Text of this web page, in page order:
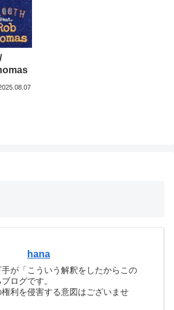
hana
が「こういう解釈をしたからこの
ログです。
利を侵害する意図はございませ